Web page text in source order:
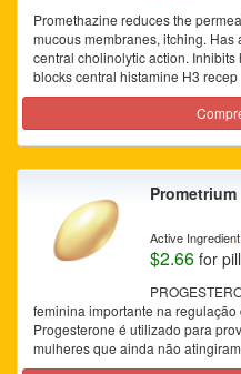
Promethazine reduces the
mucous membranes, itching.
central cholinolytic action.
blocks central histamine H3 recep
Prometrium
Active Ingredient:
$2.66 for pill
feminina importante na
Progesterone é utilizado para
mulheres que ainda não